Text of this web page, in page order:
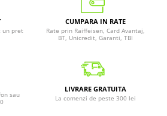
un pret
CUMPARA IN RATE
Rate prin Raiffeisen, Card Avantaj,
BT, Unicredit, Garanti, TBI
sau
LIVRARE GRATUITA
La comenzi de peste 300 lei